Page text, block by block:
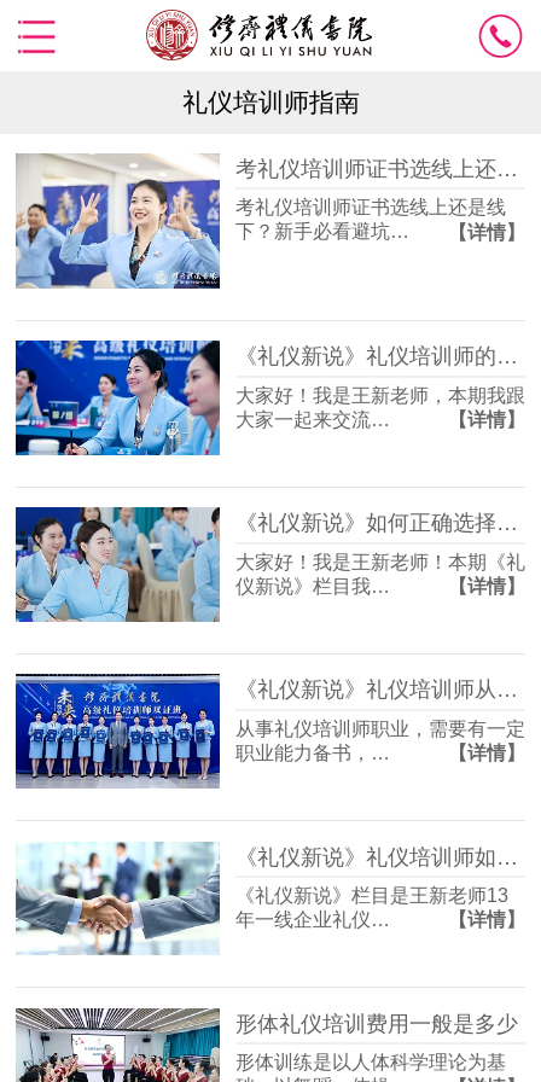
礼仪培训师指南
考礼仪培训师证书选线上还是线下？新手必看避坑指南
考礼仪培训师证书选线上还是线
下？新手必看避坑…
【详情】
《礼仪新说》礼仪培训师的职业发展如何开展
大家好！我是王新老师，本期我跟
大家一起来交流…
【详情】
《礼仪新说》如何正确选择颁发礼仪培训师证书的考证机构
大家好！我是王新老师！本期《礼
仪新说》栏目我…
【详情】
《礼仪新说》礼仪培训师从业证书如何考
从事礼仪培训师职业，需要有一定
职业能力备书，…
【详情】
《礼仪新说》礼仪培训师如何借助礼仪培训为企业服务升级？
《礼仪新说》栏目是王新老师13
年一线企业礼仪…
【详情】
形体礼仪培训费用一般是多少
形体训练是以人体科学理论为基